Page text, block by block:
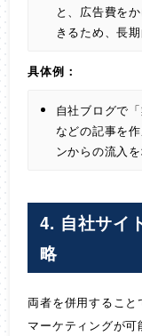
と、広告費を
きるため、長
具体例：
自社ブログで
などの記事を
ンからの流入を
4. 自社サイ
略
両者を併用するこ
マーケティングが